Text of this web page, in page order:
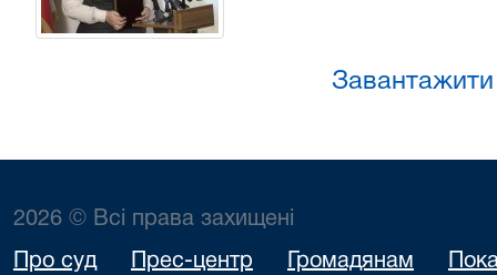
2026 © Всі права захищені
Про суд Прес-центр Громадянам